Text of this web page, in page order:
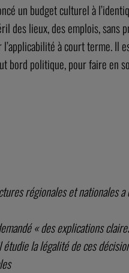
un budget culturel à
des lieux, des emplois, sans
à court terme. Il
bord politique, pour faire en
régionales et nationales
« des explications
la légalité de ces